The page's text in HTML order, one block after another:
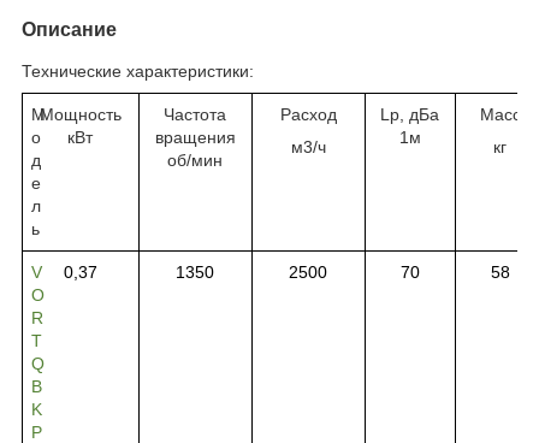
Описание
Технические характеристики:
М
о
д
е
л
ь
Мощность
кВт
Частота
вращения
об/мин
Расход
м3/ч
Lp, дБа
1 м
Масс
кг
V
O
R
T
Q
B
K
P
0,37 1350 2500 70 58